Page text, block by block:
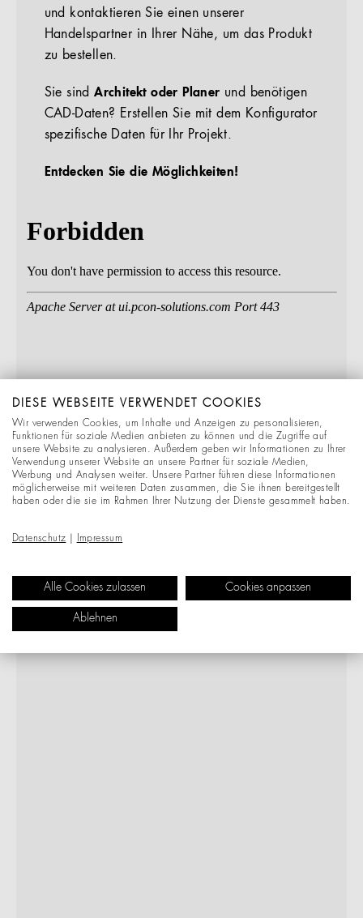
und kontaktieren Sie einen unserer
Handelspartner in Ihrer Nähe, um das Produkt
zu bestellen.
Sie sindArchitekt oder Planer und benötigen
CAD-Daten? Erstellen Sie mit dem Konfigurator
spezifische Daten für Ihr Projekt.
Entdecken Sie die Möglichkeiten!
DIESE WEBSEITE VERWENDET COOKIES
Wir verwenden Cookies, um Inhalte und Anzeigen zu personalisieren,
Funktionen für soziale Medien anbieten zu können und die Zugriffe auf
unsere Website zu analysieren. Außerdem geben wir Informationen zu Ihrer
Verwendung unserer Website an unsere Partner für soziale Medien,
Werbung und Analysen weiter. Unsere Partner führen diese Informationen
möglicherweise mit weiteren Daten zusammen, die Sie ihnen bereitgestellt
haben oder die sie im Rahmen Ihrer Nutzung der Dienste gesammelt haben.
Datenschutz Impressum
Alle Cookies zulassen Cookies anpassen
Ablehnen